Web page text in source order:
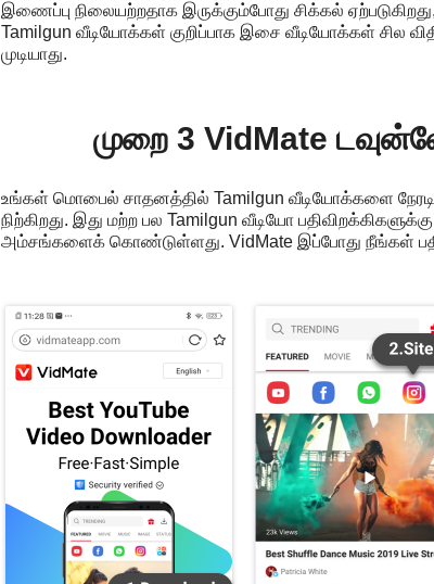
இணைப்பு நிலையற்றதாக இருக்கும்போது சிக்கல்
Tamilgun வீடியோக்கள் குறிப்பாக இசை வீடியோக்கள் சில
முடியாது.
முறை 3 VidMate
உங்கள் மொபைல் சாதனத்தில் Tamilgun வீடியோக்களை
நிற்கிறது. இது மற்ற பல Tamilgun வீடியோ
அம்சங்களைக் கொண்டுள்ளது. VidMate இப்போது நீங்கள்